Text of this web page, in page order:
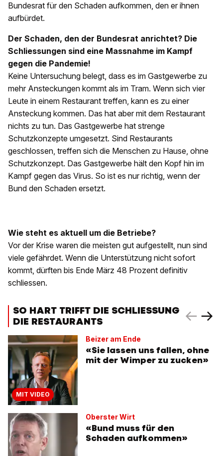
Bundesrat für den Schaden aufkommen, den er ­ihnen
aufbürdet.
Der Schaden, den der Bundesrat anrichtet? Die
Schliessungen sind eine Massnahme im Kampf
gegen die Pandemie!
Keine Untersuchung belegt, dass es im Gastgewerbe zu
mehr Ansteckungen kommt als im Tram. Wenn sich vier
Leute in einem Restaurant treffen, kann es zu ­einer
Ansteckung kommen. Das hat aber mit dem Restaurant
nichts zu tun. Das Gastgewerbe hat strenge
Schutzkonzepte umgesetzt. Sind Restaurants
geschlossen, treffen sich die Menschen zu Hause, ohne
Schutzkonzept. Das Gastgewerbe hält den Kopf hin im
Kampf gegen das Virus. So ist es nur richtig, wenn der
Bund den Schaden ersetzt.
Wie steht es aktuell um die Betriebe?
Vor der Krise waren die meisten gut aufgestellt, nun sind
viele gefährdet. Wenn die Unterstützung nicht sofort
kommt, dürften bis Ende März 48 Prozent definitiv
schliessen.
SO HART TRIFFT DIE SCHLIESSUNG
DIE RESTAURANTS
MIT VIDEO
Beizer am Ende
«Sie lassen uns fallen, ohne
mit der Wimper zu zucken»
Oberster Wirt
«Bund muss für den
Schaden aufkommen»